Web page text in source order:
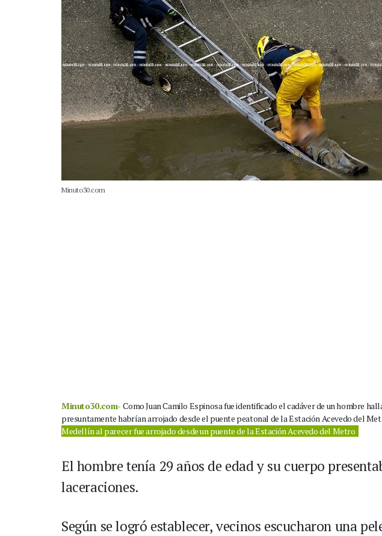
Minuto30.com
Minuto30.com-Como Juan Camilo Espinosa fue identificado el cadáver de un hombre
presuntamente habrían arrojado desde el puente peatonal de la Estación Acevedo del
Medellín al parecer fue arrojado desde un puente de la Estación Acevedo del Metro
El hombre tenía 29 años de edad y su cuerpo
laceraciones.
Según se logró establecer, vecinos escucharon una